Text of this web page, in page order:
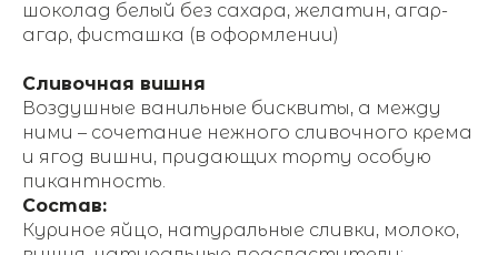
шоколад белый без сахара, желатин, агар-
агар, фисташка (в оформлении)
Сливочная вишня
Воздушные ванильные бисквиты, а между
ними – сочетание нежного сливочного крема
и ягод вишни, придающих торту особую
пикантность.
Состав:
Куриное яйцо, натуральные сливки, молоко,